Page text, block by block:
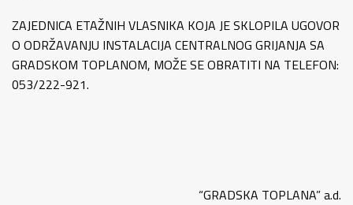
ZAJEDNICA ETAŽNIH VLASNIKA KOJA JE SKLOPILA UGOVOR
O ODRŽAVANJU INSTALACIJA CENTRALNOG GRIJANJA SA
GRADSKOM TOPLANOM, MOŽE SE OBRATITI NA TELEFON:
053/222-921.
“GRADSKA TOPLANA” a.d.